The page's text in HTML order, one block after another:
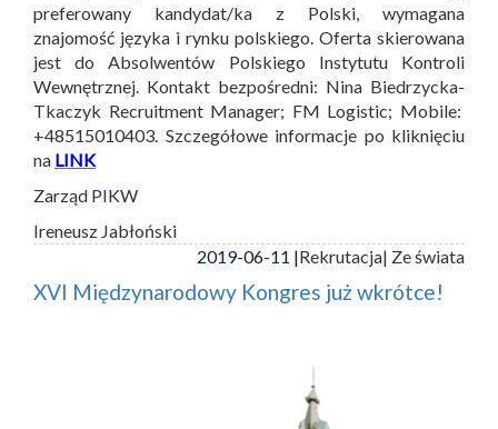
preferowany kandydat/ka z Polski, wymagana
znajomość języka i rynku polskiego. Oferta skierowana
jest do Absolwentów Polskiego Instytutu Kontroli
Wewnętrznej. Kontakt bezpośredni: Nina Biedrzycka-
Tkaczyk Recruitment Manager; FM Logistic; Mobile:
+48515010403. Szczegółowe informacje po kliknięciu
na LINK
Zarząd PIKW
Ireneusz Jabłoński
2019-06-11 |Rekrutacja| Ze świata
XVI Międzynarodowy Kongres już wkrótce!